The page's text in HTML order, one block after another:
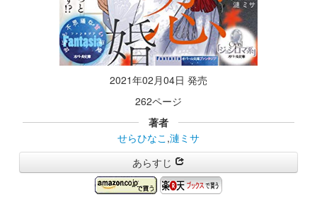
2021年02月04日 発売
262ページ
著者
せらひなこ ,漣ミサ
あらすじ